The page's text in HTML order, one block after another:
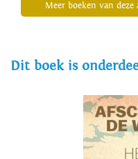
Meer boeken van deze
Dit boek is